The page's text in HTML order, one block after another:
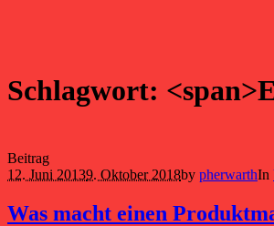
Schlagwort:
Beitrag
12. Juni 20139. Oktober 2018by pherwarthIn
Was macht einen